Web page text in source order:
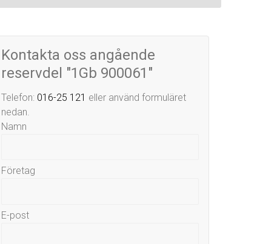
Kontakta oss angående
reservdel "1Gb 900061"
Telefon: 016-25 121 eller använd formuläret
nedan.
Namn
Företag
E-post